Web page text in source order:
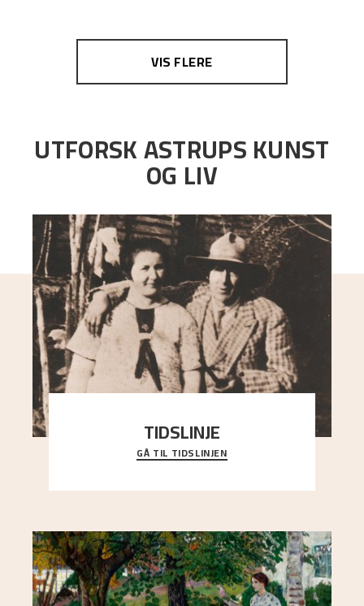
VIS FLERE
UTFORSK ASTRUPS KUNST
OG LIV
TIDSLINJE
Bli kjent med Nikolai Astrups liv, kunstnerskap og
ettermæle i en interaktiv presentasjon.
GÅ TIL TIDSLINJEN